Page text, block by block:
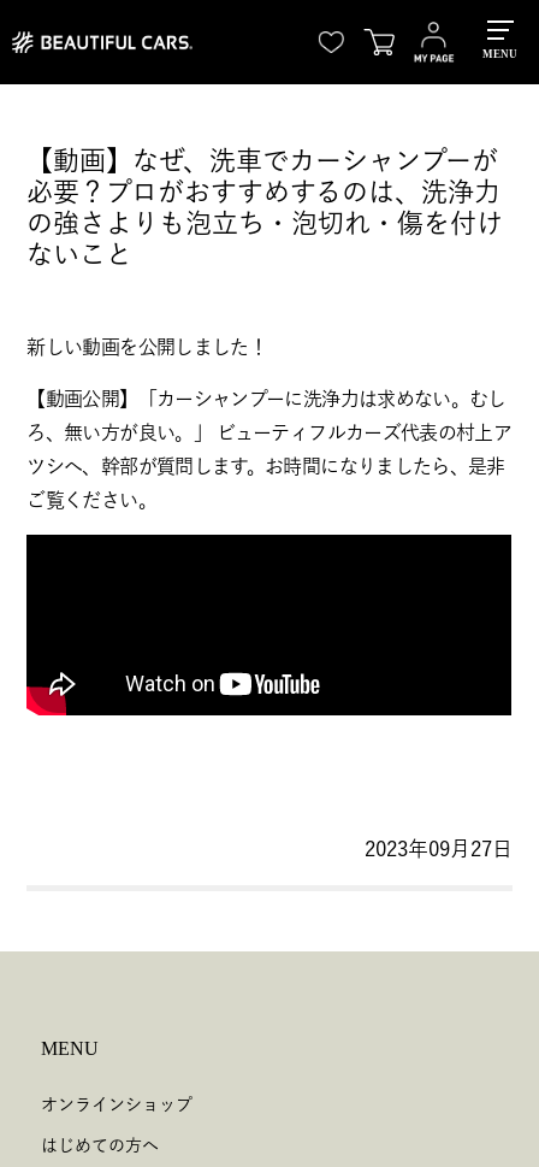
MENU
【動画】なぜ、洗車でカーシャンプーが
必要？プロがおすすめするのは、洗浄力
の強さよりも泡立ち・泡切れ・傷を付け
ないこと
新しい動画を公開しました！
【動画公開】「カーシャンプーに洗浄力は求めない。むし
ろ、無い方が良い。」 ビューティフルカーズ代表の村上ア
ツシへ、幹部が質問します。お時間になりましたら、是非
ご覧ください。
2023年09月27日
MENU
オンラインショップ
はじめての方へ